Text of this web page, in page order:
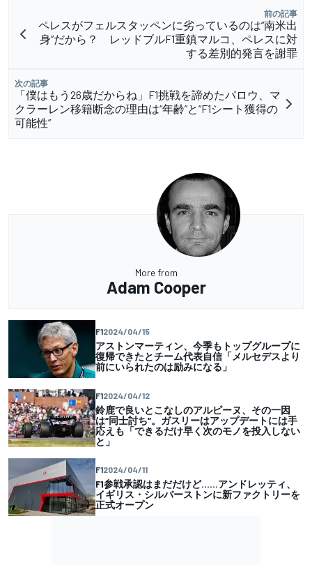
前の記事
ペレスがフェルスタッペンに劣っているのは“南米出
身”だから？ レッドブルF1重鎮マルコ、ペレスに対
する差別的発言を謝罪
次の記事
「僕はもう26歳だからね」F1挑戦を諦めたパロウ、マ
クラーレン移籍断念の理由は“年齢”と“F1シート獲得の
可能性”
More from
Adam Cooper
F12024/04/15
アストンマーティン、今季もトップグループに
復帰できたとチーム代表自信「メルセデスより
前にいられたのは励みになる」
F12024/04/12
鈴鹿で良いとこなしのアルピーヌ、その一因
は“同士討ち”。ガスリーはアップデートには手
応えも「できるだけ早く次のモノを投入しない
と」
F12024/04/11
F1参戦承認はまだだけど……アンドレッティ、
イギリス・シルバーストンに新ファクトリーを
正式オープン